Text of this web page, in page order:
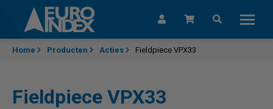
Skip to content
Home Producten Acties Fieldpiece VPX33
Fieldpiece VPX33